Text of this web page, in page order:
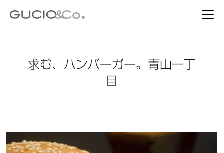
求む、ハンバーガー。青山一丁
目